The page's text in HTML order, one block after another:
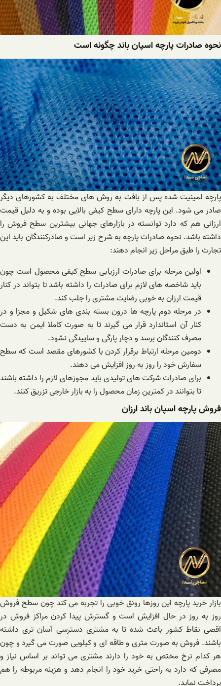
نحوه صادرات پارچه اسپان باند چگونه است
پارچه لمینیت شده پس از بافت به روش های مختلف به کشورهای دیگر
صادر می شود. این پارچه دارای سطح کیفی بالایی بوده و به دلیل قیمت
ارزانی هم که دارد توانسته در بازارهای جهانی بیشترین سطح فروش را
داشته باشد. نحوه صادرات پارچه به شرح زیر است و صادرکنندگان باید این
تجارت را طبق مراحل زیر انجام دهند:
اولین مرحله برای صادرات ارزیابی سطح کیفی محصول است چون
باید شاخصه های لازم برای صادرات را داشته باشد تا بتواند در کنار
قیمت ارزان به خوبی رضایت مشتری را جلب کند.
در مرحله دوم پارچه ها درون بسته بندی های شکیل و مجزا و در
کنار آن استاندارد قرار می گیرند تا به صورت کاملا ایمن به دست
مصرف کنندگان برسد و دچار پارگی و ساییدگی نشود.
دومین مرحله ارتباط برقرار کردن با کشورهای مقصد است که سطح
سفارش خود را روز به روز افزایش می دهند.
برای صادرات شرکت های تولیدی باید مجوزهای لازم را داشته باشند
تا بتوانند در کمترین زمان محصول را به بازار خارجی تزریق کنند.
فروش پارچه اسپان باند ارزان
بازار خرید پارچه این روزها رونق خوبی را تجربه می کند چون سطح فروش
روز به روز در حال افزایش است و گسترش پیدا کردن مراکز فروش در
اقصی نقاط کشور باعث شده تا به مشتری دسترسی آسان تری داشته
باشند. فروش به صورت متری و طاقه ای و کیلویی صورت می گیرد و چون
هر کدام نرخ مختص به خود را دارند مشتری می تواند بر اساس نیاز و
مصرفی که دارد به راحتی خرید خود را انجام دهد و هزینه مربوطه را هم
پرداخت نماید.